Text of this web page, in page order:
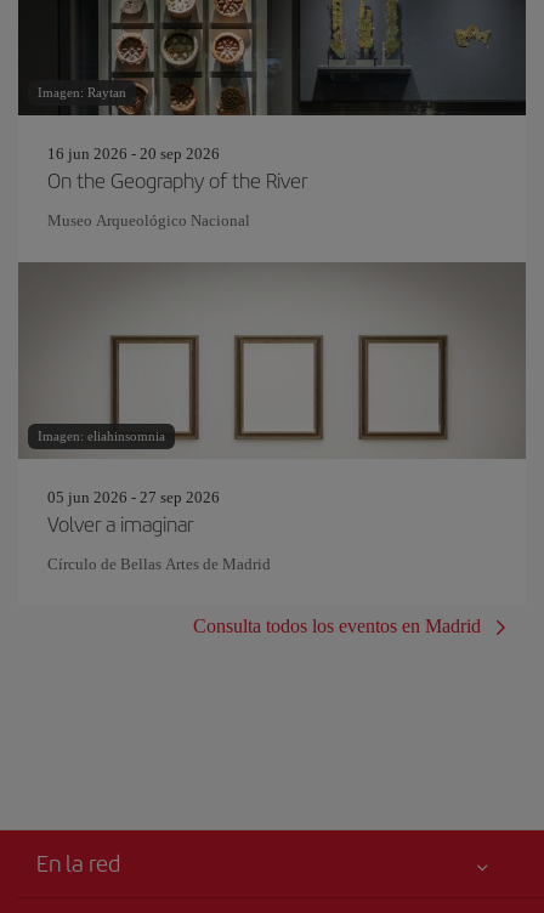
Imagen: Raytan
16 jun 2026 - 20 sep 2026
On the Geography of the River
Museo Arqueológico Nacional
Imagen: eliahinsomnia
05 jun 2026 - 27 sep 2026
Volver a imaginar
Círculo de Bellas Artes de Madrid
Consulta todos los eventos en Madrid
En la red